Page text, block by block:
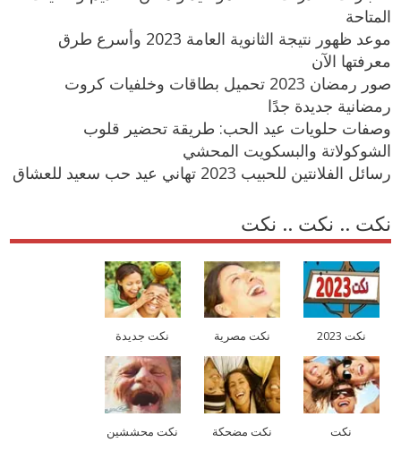
المتاحة
موعد ظهور نتيجة الثانوية العامة 2023 وأسرع طرق
معرفتها الآن
صور رمضان 2023 تحميل بطاقات وخلفيات كروت
رمضانية جديدة جدًا
وصفات حلويات عيد الحب: طريقة تحضير قلوب
الشوكولاتة والبسكويت المحشي
رسائل الفلانتين للحبيب 2023 تهاني عيد حب سعيد للعشاق
نكت .. نكت .. نكت
نكت 2023 نكت مصرية نكت جديدة
نكت نكت مضحكة نكت محششين